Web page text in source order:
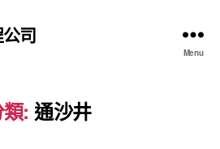
司
Menu
: 通沙井